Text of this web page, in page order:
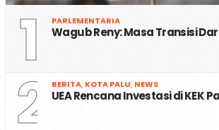
1 PARLEMENTARIA
Wagub Reny: Masa Transisi
2 BERITA, KOTA PALU, NEWS
UEA Rencana Investasi di KEK